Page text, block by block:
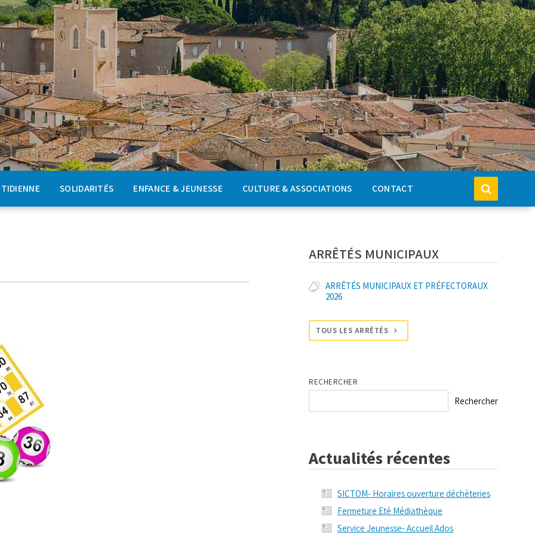
SOLIDARITÉS ENFANCE & JEUNESSE CULTURE & ASSOCIATIONS CONTACT
ARRÊTÉS MUNICIPAUX
ARRÊTÉS MUNICIPAUX ET PRÉFECTORAUX
2026
TOUS LES ARRÊTÉS
RECHERCHER
Rechercher
Actualités récentes
SICTOM- Horaires ouverture déchèteries
Fermeture Eté Médiathèque
Service Jeunesse- Accueil Ados